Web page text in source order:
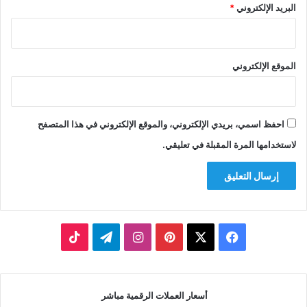
البريد الإلكتروني*
الموقع الإلكتروني
احفظ اسمي، بريدي الإلكتروني، والموقع الإلكتروني في هذا المتصفح
لاستخدامها المرة المقبلة في تعليقي.
فيسبوك بينتيريستانستقرامتيلقرام
أسعار العملات الرقمية مباشر